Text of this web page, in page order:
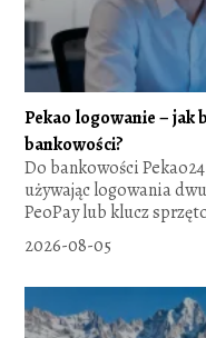
Pekao logowanie – jak
bankowości?
Do bankowości
używając logowania
PeoPay lub klucz
2026-08-05